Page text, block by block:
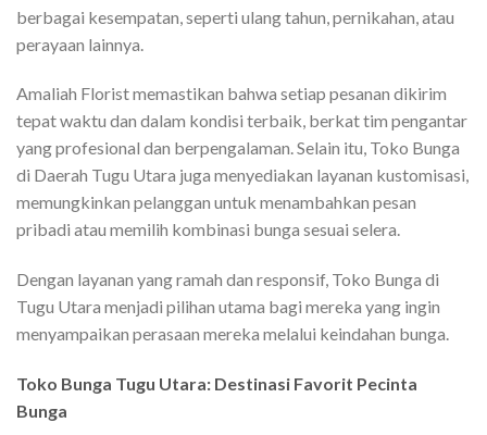
berbagai kesempatan, seperti ulang tahun, pernikahan, atau
perayaan lainnya.
Amaliah Florist memastikan bahwa setiap pesanan dikirim
tepat waktu dan dalam kondisi terbaik, berkat tim pengantar
yang profesional dan berpengalaman. Selain itu, Toko Bunga
di Daerah Tugu Utara juga menyediakan layanan kustomisasi,
memungkinkan pelanggan untuk menambahkan pesan
pribadi atau memilih kombinasi bunga sesuai selera.
Dengan layanan yang ramah dan responsif, Toko Bunga di
Tugu Utara menjadi pilihan utama bagi mereka yang ingin
menyampaikan perasaan mereka melalui keindahan bunga.
Toko Bunga Tugu Utara: Destinasi Favorit Pecinta
Bunga